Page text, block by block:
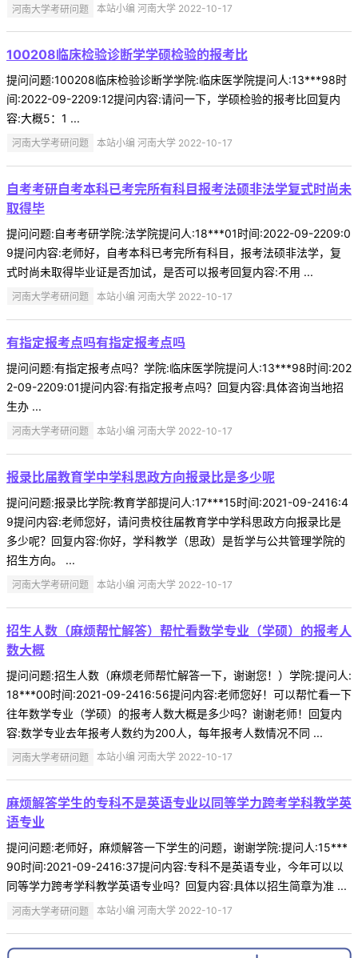
河南大学考研问题 本站小编 河南大学 2022-10-17
100208临床检验诊断学学硕检验的报考比
提问问题:100208临床检验诊断学学院:临床医学院提问人:13***98时
间:2022-09-2209:12提问内容:请问一下，学硕检验的报考比回复内
容:大概5：1 ...
河南大学考研问题 本站小编 河南大学 2022-10-17
自考考研自考本科已考完所有科目报考法硕非法学复式时尚未
取得毕
提问问题:自考考研学院:法学院提问人:18***01时间:2022-09-2209:0
9提问内容:老师好，自考本科已考完所有科目，报考法硕非法学，复
式时尚未取得毕业证是否加试，是否可以报考回复内容:不用 ...
河南大学考研问题 本站小编 河南大学 2022-10-17
有指定报考点吗有指定报考点吗
提问问题:有指定报考点吗？学院:临床医学院提问人:13***98时间:202
2-09-2209:01提问内容:有指定报考点吗？回复内容:具体咨询当地招
生办 ...
河南大学考研问题 本站小编 河南大学 2022-10-17
报录比届教育学中学科思政方向报录比是多少呢
提问问题:报录比学院:教育学部提问人:17***15时间:2021-09-2416:4
9提问内容:老师您好，请问贵校往届教育学中学科思政方向报录比是
多少呢？回复内容:你好，学科教学（思政）是哲学与公共管理学院的
招生方向。 ...
河南大学考研问题 本站小编 河南大学 2022-10-17
招生人数（麻烦帮忙解答）帮忙看数学专业（学硕）的报考人
数大概
提问问题:招生人数（麻烦老师帮忙解答一下，谢谢您！）学院:提问人:
18***00时间:2021-09-2416:56提问内容:老师您好！可以帮忙看一下
往年数学专业（学硕）的报考人数大概是多少吗？谢谢老师！回复内
容:数学专业去年报考人数约为200人，每年报考人数情况不同 ...
河南大学考研问题 本站小编 河南大学 2022-10-17
麻烦解答学生的专科不是英语专业以同等学力跨考学科教学英
语专业
提问问题:老师好，麻烦解答一下学生的问题，谢谢学院:提问人:15***
90时间:2021-09-2416:37提问内容:专科不是英语专业，今年可以以
同等学力跨考学科教学英语专业吗？回复内容:具体以招生简章为准 ...
河南大学考研问题 本站小编 河南大学 2022-10-17